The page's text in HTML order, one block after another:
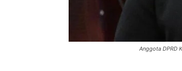
Anggota DPRD